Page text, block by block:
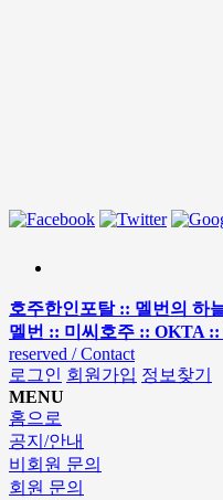
호주한인포탈 :: 멜번의 하
멜번 :: 미씨호주 :: OKTA
reserved / Contact
로그인 회원가입 정보찾기
MENU
홈으로
공지/안내
비회원 문의
회원 문의